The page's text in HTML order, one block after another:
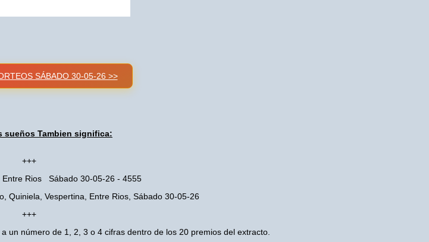
SÁBADO 30-05-26 >>
sueños Tambien significa:
+++
Rios Sábado 30-05-26 - 4555
Quiniela, Vespertina, Entre Rios, Sábado 30-05-26
+++
un número de 1, 2, 3 o 4 cifras dentro de los 20 premios del extracto.